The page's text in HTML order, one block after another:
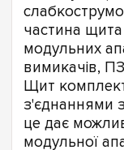
частина
модульних
вимикачів,
Щит
з'єднаннями
це дає
модульної